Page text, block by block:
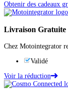
Obtenir des cadeaux
Livraison Gratuite
Chez Motointegrator
Validé
Voir la réduction